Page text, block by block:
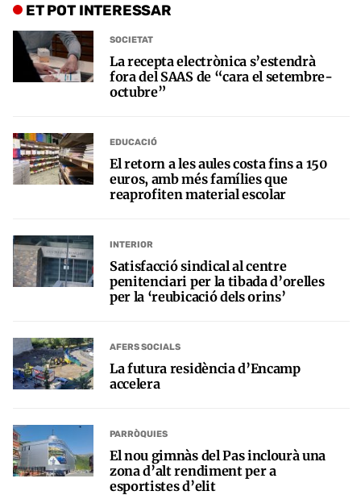
ET POT INTERESSAR
SOCIETAT
La recepta electrònica s’estendrà
fora del SAAS de “cara el setembre-
octubre”
EDUCACIÓ
El retorn a les aules costa fins a 150
euros, amb més famílies que
reaprofiten material escolar
INTERIOR
Satisfacció sindical al centre
penitenciari per la tibada d’orelles
per la ‘reubicació dels orins’
AFERS SOCIALS
La futura residència d’Encamp
accelera
PARRÒQUIES
El nou gimnàs del Pas inclourà una
zona d’alt rendiment per a
esportistes d’elit